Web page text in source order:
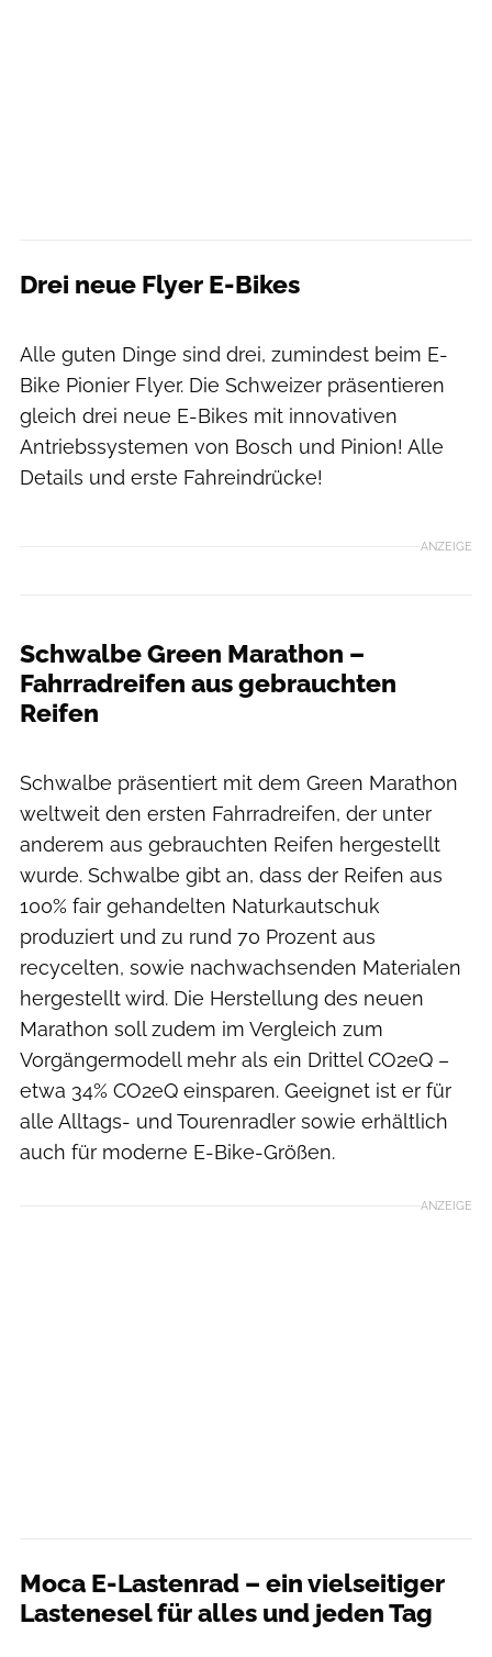
Drei neue Flyer E-Bikes
Alle guten Dinge sind drei, zumindest beim E-
Bike Pionier Flyer. Die Schweizer präsentieren
gleich drei neue E-Bikes mit innovativen
Antriebssystemen von Bosch und Pinion! Alle
Details und erste Fahreindrücke!
ANZEIGE
Schwalbe Green Marathon –
Fahrradreifen aus gebrauchten
Reifen
Schwalbe präsentiert mit dem Green Marathon
weltweit den ersten Fahrradreifen, der unter
anderem aus gebrauchten Reifen hergestellt
wurde. Schwalbe gibt an, dass der Reifen aus
100% fair gehandelten Naturkautschuk
produziert und zu rund 70 Prozent aus
recycelten, sowie nachwachsenden Materialen
hergestellt wird. Die Herstellung des neuen
Marathon soll zudem im Vergleich zum
Vorgängermodell mehr als ein Drittel CO2eQ –
etwa 34% CO2eQ einsparen. Geeignet ist er für
alle Alltags- und Tourenradler sowie erhältlich
auch für moderne E-Bike-Größen.
ANZEIGE
Moca E-Lastenrad – ein vielseitiger
Lastenesel für alles und jeden Tag